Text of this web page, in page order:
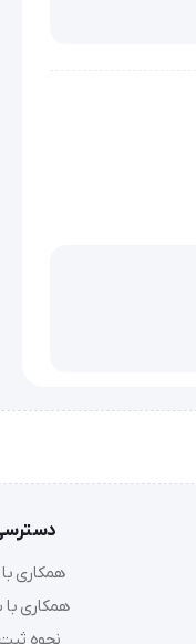
است.
همکاری
همکاری با
نحوه